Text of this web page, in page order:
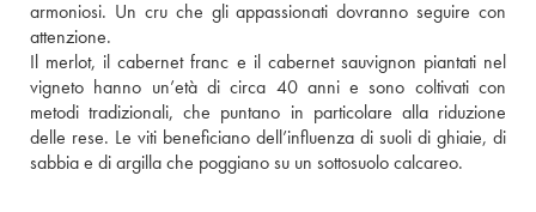
armoniosi. Un cru che gli appassionati dovranno seguire con
attenzione.
Il merlot, il cabernet franc e il cabernet sauvignon piantati nel
vigneto hanno un’età di circa 40 anni e sono coltivati con
metodi tradizionali, che puntano in particolare alla riduzione
delle rese. Le viti beneficiano dell’influenza di suoli di ghiaie, di
sabbia e di argilla che poggiano su un sottosuolo calcareo.